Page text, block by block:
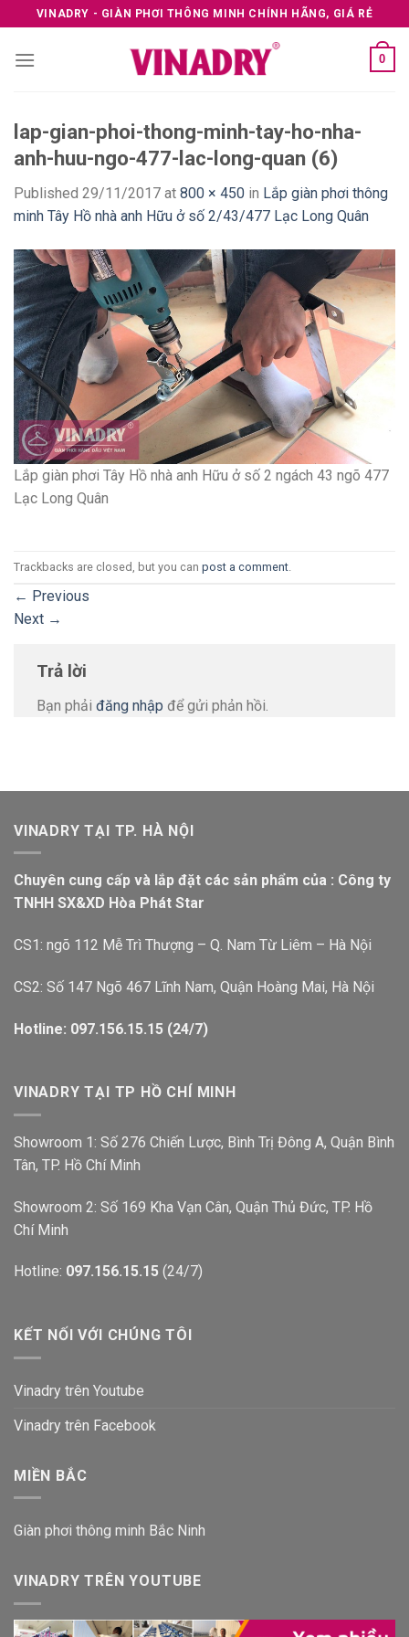
to
content
VINADRY - GIÀN PHƠI THÔNG MINH CHÍNH HÃNG, GIÁ RẺ
0
lap-gian-phoi-thong-minh-tay-ho-nha-
anh-huu-ngo-477-lac-long-quan (6)
Published 29/11/2017 at 800 × 450 in Lắp giàn phơi thông
minh Tây Hồ nhà anh Hữu ở số 2/43/477 Lạc Long Quân
Lắp giàn phơi Tây Hồ nhà anh Hữu ở số 2 ngách 43 ngõ 477
Lạc Long Quân
Trackbacks are closed, but you can post a comment
← Previous
Next →
Trả lời
Bạn phải đăng nhập để gửi phản hồi.
VINADRY TẠI TP. HÀ NỘI
Chuyên cung cấp và lắp đặt các sản phẩm của : Công ty
TNHH SX&XD Hòa Phát Star
CS1: ngõ 112 Mễ Trì Thượng – Q. Nam Từ Liêm – Hà Nội
CS2: Số 147 Ngõ 467 Lĩnh Nam, Quận Hoàng Mai, Hà Nội
Hotline: 097.156.15.15 (24/7)
VINADRY TẠI TP HỒ CHÍ MINH
Showroom 1: Số 276 Chiến Lược, Bình Trị Đông A, Quận Bình
Tân, TP. Hồ Chí Minh
Showroom 2: Số 169 Kha Vạn Cân, Quận Thủ Đức, TP. Hồ
Chí Minh
Hotline: 097.156.15.15 (24/7)
KẾT NỐI VỚI CHÚNG TÔI
Vinadry trên Youtube
Vinadry trên Facebook
MIỀN BẮC
Giàn phơi thông minh Bắc Ninh
VINADRY TRÊN YOUTUBE